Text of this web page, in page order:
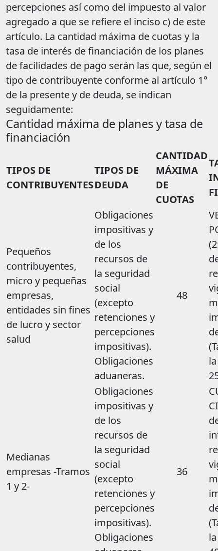
percepciones así como del impuesto al valor
agregado a que se refiere el inciso c) de este
artículo. La cantidad máxima de cuotas y la
tasa de interés de financiación de los planes
de facilidades de pago serán las que, según el
tipo de contribuyente conforme al artículo 1°
de la presente y de deuda, se indican
seguidamente:
Cantidad máxima de planes y tasa de
financiación
TIPOS DE
CONTRIBUYENTES
TIPOS DE
DEUDA
CANTIDAD
MÁXIMA
DE
CUOTAS
Pequeños
contribuyentes,
micro y pequeñas
empresas,
entidades sin fines
de lucro y sector
salud
Obligaciones
impositivas y
de los
recursos de
la seguridad
social
(excepto
retenciones y
percepciones
impositivas).
Obligaciones
aduaneras.
48
Medianas
empresas -Tramos
1 y 2-
Obligaciones
impositivas y
de los
recursos de
la seguridad
social
(excepto
retenciones y
percepciones
impositivas).
Obligaciones
36